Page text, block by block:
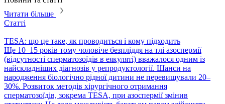
Читати більше
Статті
TESA: що це таке, як проводиться і кому підходить
​Ще 10–15 років тому чоловіче безпліддя на тлі азоспермії
(відсутності сперматозоїдів в еякуляті) вважалося одним із
найскладніших діагнозів у репродуктології. Шанси на
народження біологічно рідної дитини не перевищували 20–
30%. Розвиток методів хірургічного отримання
сперматозоїдів, зокрема TESA, при азоспермії змінив